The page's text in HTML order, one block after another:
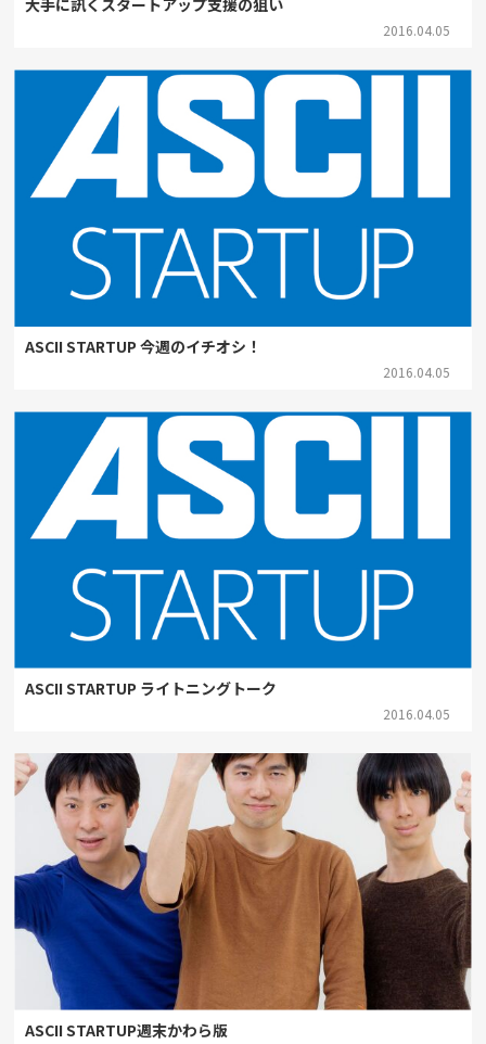
大手に訊くスタートアップ支援の狙い
2016.04.05
ASCII STARTUP 今週のイチオシ！
2016.04.05
ASCII STARTUP ライトニングトーク
2016.04.05
ASCII STARTUP週末かわら版